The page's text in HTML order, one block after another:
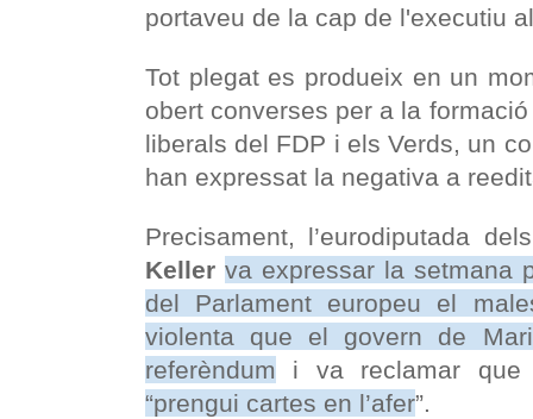
portaveu de la cap de l'executiu
Tot plegat es produeix en un
obert converses per a la
liberals del FDP i els Verds, un
han expressat la negativa a
Precisament, l’eurodiputada
Keller va expressar la setmana
del Parlament europeu el
violenta que el govern de
referèndum i va reclamar
“prengui cartes en l’afer”.